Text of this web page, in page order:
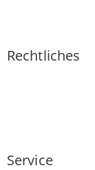
Rechtliches
Service